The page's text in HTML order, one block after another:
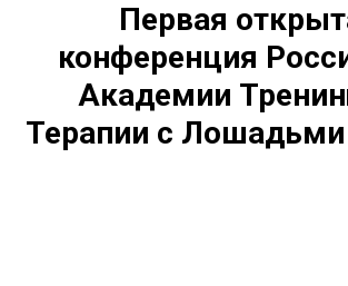
Первая
конференция
Академии
Терапии с